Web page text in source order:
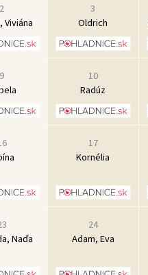
2
Viviána
3
Oldrich
9
10
Radúz
17
Kornélia
Naďa
24
Adam, Eva